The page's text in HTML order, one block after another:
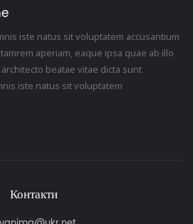
iste natus sit voluptatem accusantium
aperiam, eaque ipsa quae ab illo
beatae vitae dicta sunt
iste natus sit voluptatem
Контакти